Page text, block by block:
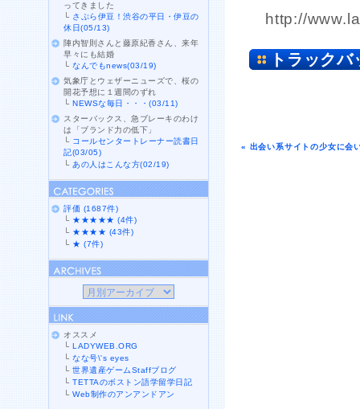
http://
トラックバ
« 出会い系サイトの少女に会
ってきました
└ さぷら伊豆！渋谷の平日・伊豆の
休日(05/13)
陣内智則さんと藤原紀香さん、来年
早々にも結婚
└なんでもnews(03/19)
気象庁とウェザーニューズで、桜の
開花予想に１週間のずれ
└NEWSな毎日・・・(03/11)
スターバックス、急ブレーキのわけ
は「ブランド力の低下」
└ コールセンタートレーナー読書日
記(03/05)
└ あの人はこんな方(02/19)
評価 (1687件)
└ ★★★★★ (4件)
└ ★★★★ (43件)
└ ★ (7件)
オススメ
└LADYWEB.ORG
└なな号\'s eyes
└世界遺産ゲームStaffブログ
└TETTAのボストン語学留学日記
└Web制作のアンアンドアン